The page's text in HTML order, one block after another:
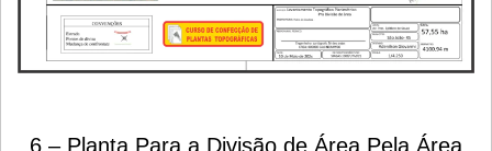
6 – Planta Para a Divisão de Área Pela Área